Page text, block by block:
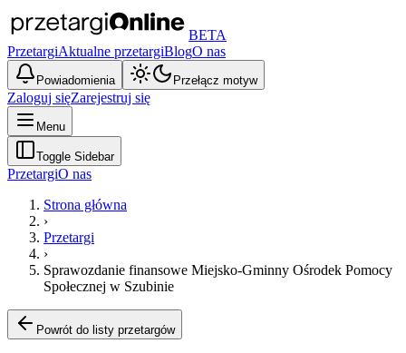
BETA
PrzetargiAktualne przetargiBlogO nas
Powiadomienia Przełącz motyw
Zaloguj sięZarejestruj się
Menu
Toggle Sidebar
PrzetargiO nas
Strona główna
›
Przetargi
›
Sprawozdanie finansowe Miejsko-Gminny Ośrodek Pomocy
Społecznej w Szubinie
Powrót do listy przetargów